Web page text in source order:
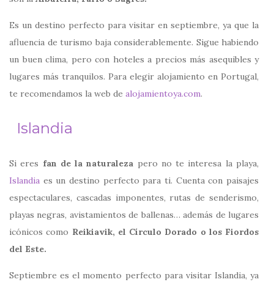
Es un destino perfecto para visitar en septiembre, ya que la
afluencia de turismo baja considerablemente. Sigue habiendo
un buen clima, pero con hoteles a precios más asequibles y
lugares más tranquilos. Para elegir alojamiento en Portugal,
te recomendamos la web de alojamientoya.com.
Islandia
Si eres fan de la naturaleza pero no te interesa la playa,
Islandia es un destino perfecto para ti. Cuenta con paisajes
espectaculares, cascadas imponentes, rutas de senderismo,
playas negras, avistamientos de ballenas… además de lugares
icónicos como Reikiavik, el Círculo Dorado o los Fiordos
del Este.
Septiembre es el momento perfecto para visitar Islandia, ya